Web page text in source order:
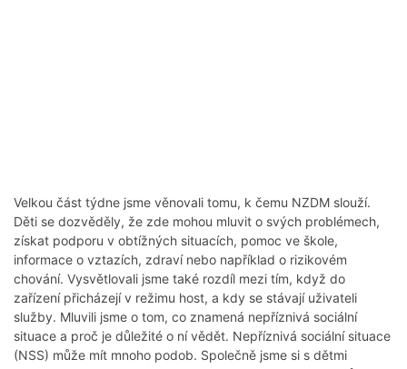
Velkou část týdne jsme věnovali tomu, k čemu NZDM slouží.
Děti se dozvěděly, že zde mohou mluvit o svých problémech,
získat podporu v obtížných situacích, pomoc ve škole,
informace o vztazích, zdraví nebo například o rizikovém
chování. Vysvětlovali jsme také rozdíl mezi tím, když do
zařízení přicházejí v režimu host, a kdy se stávají uživateli
služby. Mluvili jsme o tom, co znamená nepříznivá sociální
situace a proč je důležité o ní vědět. Nepříznivá sociální situace
(NSS) může mít mnoho podob. Společně jsme si s dětmi